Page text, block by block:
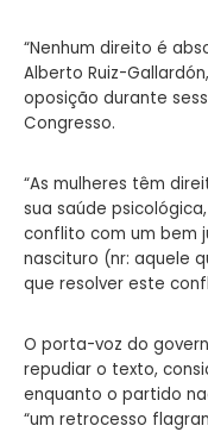
“Nenhum direito é
Alberto Ruiz-
oposição durante
Congresso.
“As mulheres têm
sua saúde
conflito com um bem
nascituro (nr: aquele
que resolver este
O porta-voz do
repudiar o texto,
enquanto o partido
“um retrocesso